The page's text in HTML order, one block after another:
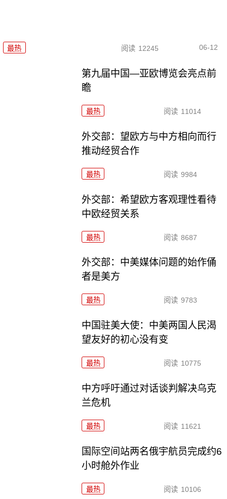
最热 阅读 12245 06-12
第九届中国—亚欧博览会亮点前
瞻
最热 阅读 11014
外交部：望欧方与中方相向而行
推动经贸合作
最热 阅读 9984
外交部：希望欧方客观理性看待
中欧经贸关系
最热 阅读 8687
外交部：中美媒体问题的始作俑
者是美方
最热 阅读 9783
中国驻美大使：中美两国人民渴
望友好的初心没有变
最热 阅读 10775
中方呼吁通过对话谈判解决乌克
兰危机
最热 阅读 11621
国际空间站两名俄宇航员完成约6
小时舱外作业
最热 阅读 10106